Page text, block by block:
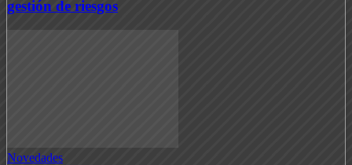
gestión de riesgos
Novedades